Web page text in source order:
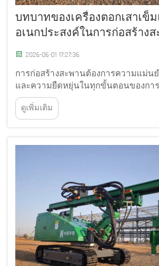
บทบาทของเครื่องตอกเสาเข็
อเนกประสงค์ในการก่อสร้าง
2026-06-01 17:27:36
การก่อสร้างสะพานต้องการความแม่น
และความยืดหยุ่นในทุกขั้นตอนของกา
ฐานราก เครื่องเจาะเสาเข็มแบบอเนกป
เป็นหัวใจสำคัญในการตอบสนองความ
โดยให้แพลตฟอร์มเดียวที่สามารถรองรั
ดูเพิ่มเติม